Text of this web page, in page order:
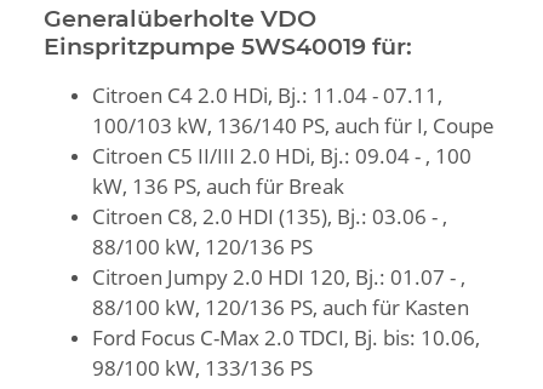
Generalüberholte VDO
Einspritzpumpe 5WS40019 für:
Citroen C4 2.0 HDi, Bj.: 11.04 - 07.11,
100/103 kW, 136/140 PS, auch für I, Coupe
Citroen C5 II/III 2.0 HDi, Bj.: 09.04 - , 100
kW, 136 PS, auch für Break
Citroen C8, 2.0 HDI (135), Bj.: 03.06 - ,
88/100 kW, 120/136 PS
Citroen Jumpy 2.0 HDI 120, Bj.: 01.07 - ,
88/100 kW, 120/136 PS, auch für Kasten
Ford Focus C-Max 2.0 TDCI, Bj. bis: 10.06,
98/100 kW, 133/136 PS